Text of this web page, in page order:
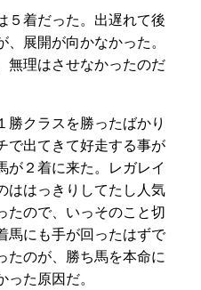
着だった。出遅れて後
展開が向かなかった。
無理はさせなかったのだ
クラスを勝ったばかり
で出てきて好走する事が
が２着に来た。レガレイ
ははっきりしてたし人気
たので、いっそのこと切
馬にも手が回ったはずで
たのが、勝ち馬を本命に
た原因だ。